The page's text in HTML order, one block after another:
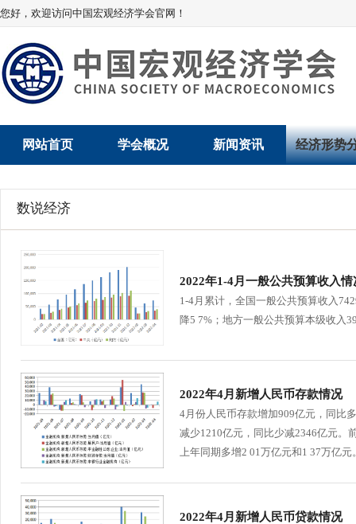
您好，欢迎访问中国宏观经济学会官网！
网站首页 学会概况
组织机构
法律顾问
学会章程
特邀研究员
新闻资讯
会员动态
经济形势
产业发展
价格指数
数说经济
2022年1-4月一般公共预算收入情
1-4月累计，全国一般公共预算收入
降5 7%；地方一般公共预算本级收入
2022年4月新增人民币存款情况
4月份人民币存款增加909亿元，同比
减少1210亿元，同比少减2346亿元。
上年同期多增2 01万亿元和1 37万亿元
2022年4月新增人民币贷款情况